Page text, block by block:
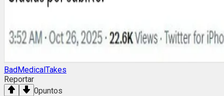
BadMedicalTakes
Reportar
0puntos